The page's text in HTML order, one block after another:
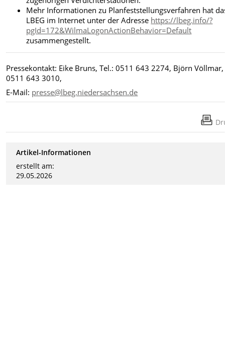
Mehr Informationen zu Planfeststellungsverfahren hat
LBEG im Internet unter der Adresse https://lbeg.info/?
pgId=172&WilmaLogonActionBehavior=Default
zusammengestellt.
Pressekontakt: Eike Bruns, Tel.: 0511 643 2274, Björn Völlmar,
0511 643 3010,
E-Mail: presse@lbeg.niedersachsen.de
Artikel-Informationen
erstellt am:
29.05.2026